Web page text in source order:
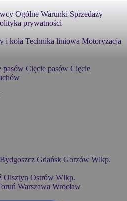
Ogólne Warunki Sprzedaży
prywatności
i koła Technika liniowa Motoryzacja
pasów Cięcie pasów Cięcie
Bydgoszcz Gdańsk Gorzów Wlkp.
Olsztyn Ostrów Wlkp.
Warszawa Wrocław